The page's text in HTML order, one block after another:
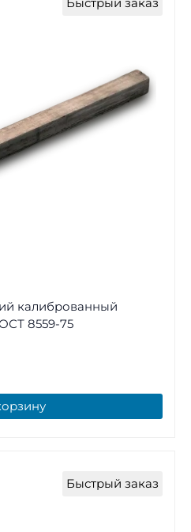
калиброванный
8559-75
Быстрый заказ